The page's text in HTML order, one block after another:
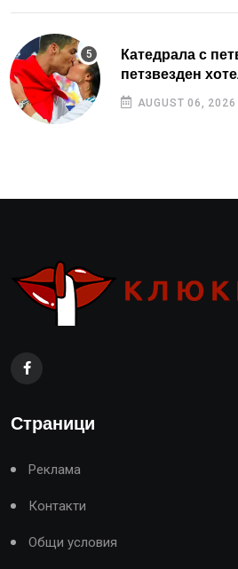
Катедрала с
петзвезден
AUGUST 06, 2026
Страници
Реклама
Контакти
Общи условия